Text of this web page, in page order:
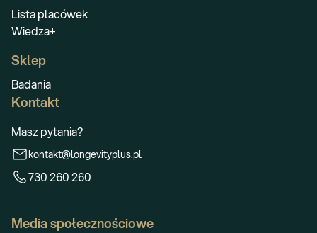
Lista placówek
Wiedza+
Sklep
Badania
Kontakt
Masz pytania?
kontakt@longevityplus.pl
730 260 260
Media społecznościowe